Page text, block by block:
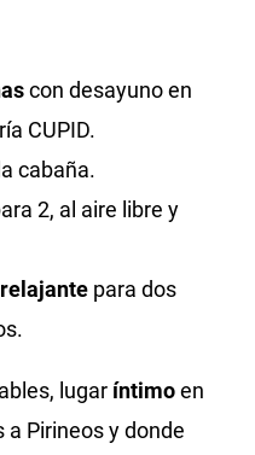
con desayuno en
CUPID.
cabaña.
2, al aire libre y
para dos
lugar íntimoen
Pirineos y donde